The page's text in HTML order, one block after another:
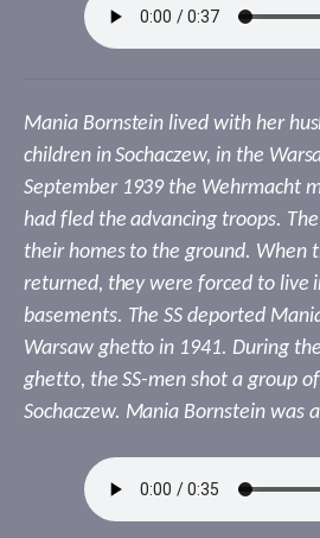
Mania Bornstein lived with her
children in Sochaczew, in the
September 1939 the Wehrmacht
had fled the advancing troops.
their homes to the ground. When
returned, they were forced to live
basements. The SS deported
Warsaw ghetto in 1941. During
ghetto, the SS-men shot a group
Sochaczew. Mania Bornstein was